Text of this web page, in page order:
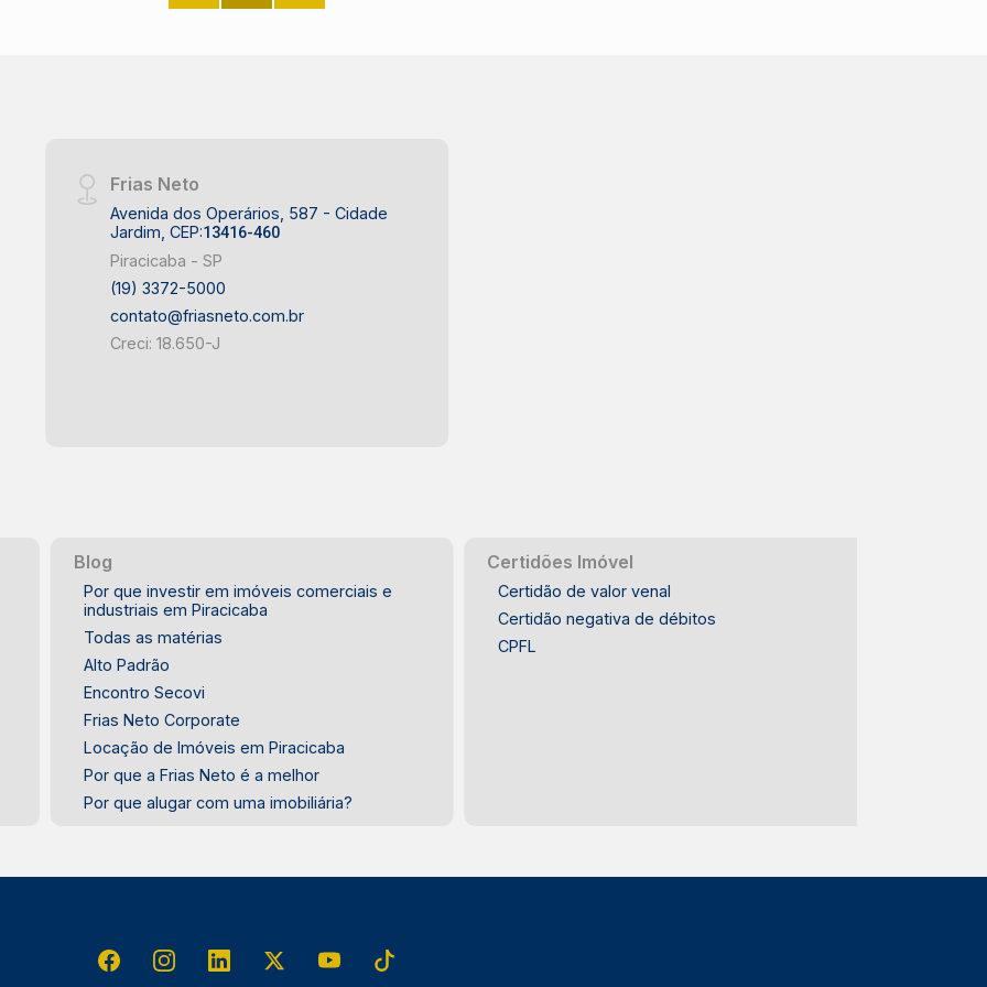
Frias Neto
Avenida dos Operários, 587 - Cidade
Jardim, CEP:13416-460
Piracicaba - SP
(19) 3372-5000
contato@friasneto.com.br
Creci: 18.650-J
Blog
Por que investir em imóveis comerciais e
industriais em Piracicaba
Todas as matérias
Alto Padrão
Encontro Secovi
Frias Neto Corporate
Locação de Imóveis em Piracicaba
Por que a Frias Neto é a melhor
Por que alugar com uma imobiliária?
Certidões Imóvel
Certidão de valor venal
Certidão negativa de débitos
CPFL